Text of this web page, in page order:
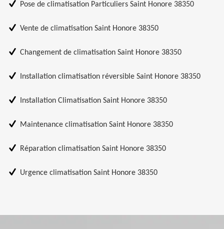
Pose de climatisation Particuliers Saint Honore 38350
Vente de climatisation Saint Honore 38350
Changement de climatisation Saint Honore 38350
Installation climatisation réversible Saint Honore 38350
Installation Climatisation Saint Honore 38350
Maintenance climatisation Saint Honore 38350
Réparation climatisation Saint Honore 38350
Urgence climatisation Saint Honore 38350